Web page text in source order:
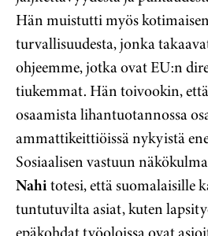
Hän muistutti myös
turvallisuudesta, jonka
ohjeemme, jotka ovat EU:n
tiukemmat. Hän toivookin,
osaamista lihantuotannossa
ammattikeittiöissä nykyistä
Sosiaalisen vastuun
Nahitotesi, että suomalaisille
tuntutuvilta asiat, kuten